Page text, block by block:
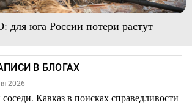
для юга России потери растут
В БЛОГАХ
2026
Кавказ в поисках справедливости